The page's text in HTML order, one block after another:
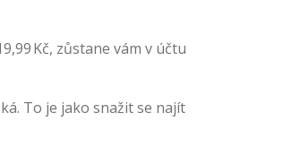
Kč, zůstane vám v účtu
To je jako snažit se najít